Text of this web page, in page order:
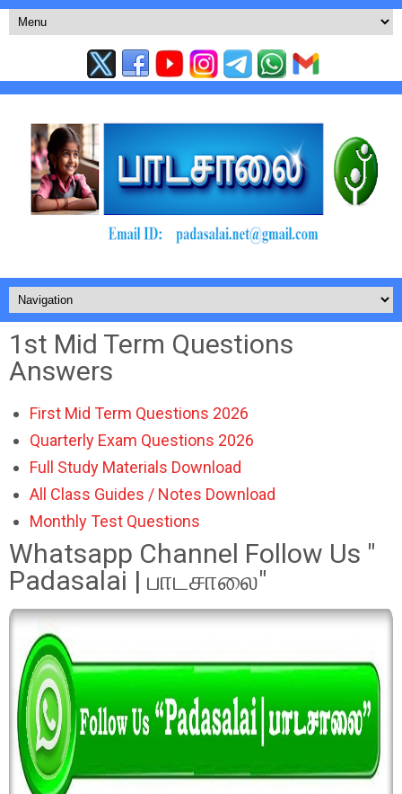
1st Mid Term Questions
Answers
First Mid Term Questions 2026
Quarterly Exam Questions 2026
Full Study Materials Download
All Class Guides / Notes Download
Monthly Test Questions
Whatsapp Channel Follow Us "
Padasalai | பாடசாலை"